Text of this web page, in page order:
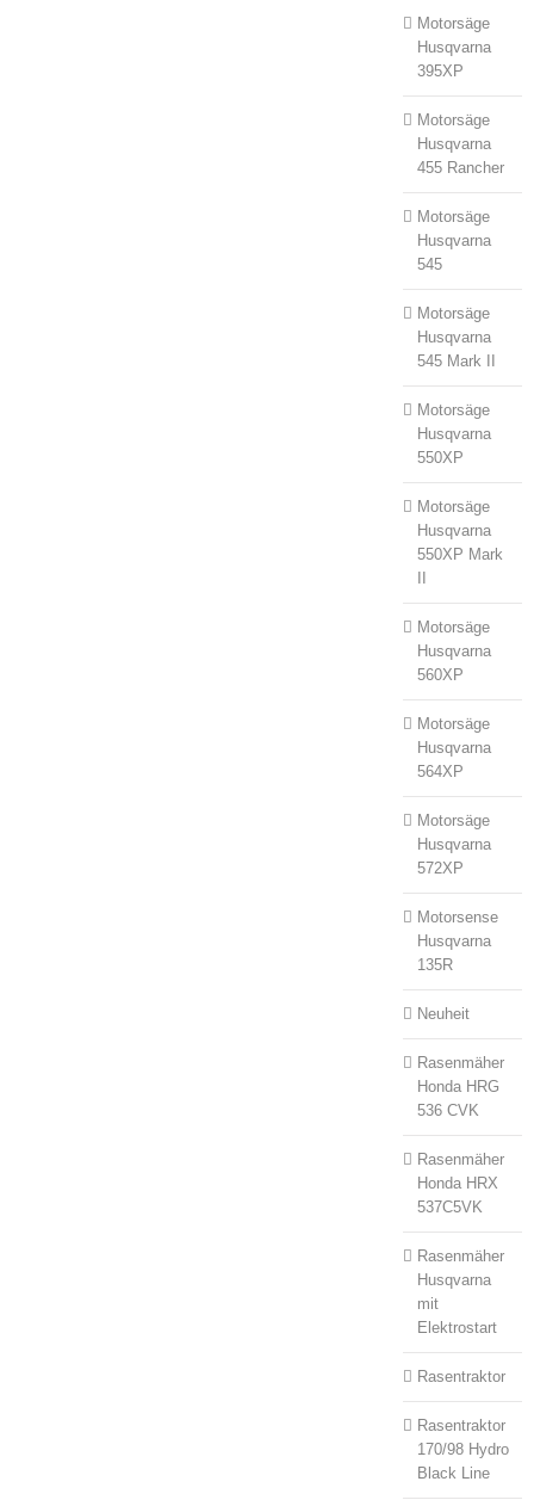
Motorsäge
Husqvarna
395XP
Motorsäge
Husqvarna
455 Rancher
Motorsäge
Husqvarna
545
Motorsäge
Husqvarna
545 Mark II
Motorsäge
Husqvarna
550XP
Motorsäge
Husqvarna
550XP Mark
Motorsäge
Husqvarna
560XP
Motorsäge
Husqvarna
564XP
Motorsäge
Husqvarna
572XP
Motorsense
Husqvarna
135R
Neuheit
Rasenmäher
Honda HRG
536 CVK
Rasenmäher
Honda HRX
537C5VK
Rasenmäher
Husqvarna
mit
Elektrostart
Rasentraktor
Rasentraktor
170/98 Hydro
Black Line